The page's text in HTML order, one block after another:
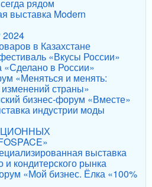
рядом
выставка Modern
2024
в Казахстане
«Вкусы России»
«Сделано в России»
«Меняться и менять:
изменений страны»
бизнес-форум «Вместе»
индустрии моды
выставка
и кондитерского рынка
«Мой бизнес. Ёлка «100%